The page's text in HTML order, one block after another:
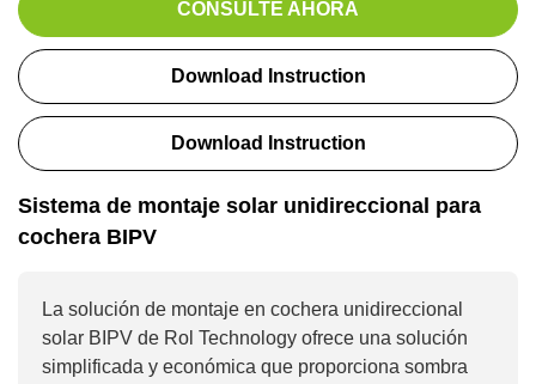
CONSULTE AHORA
Download Instruction
Download Instruction
Sistema de montaje solar unidireccional para
cochera BIPV
La solución de montaje en cochera unidireccional
solar BIPV de Rol Technology ofrece una solución
simplificada y económica que proporciona sombra